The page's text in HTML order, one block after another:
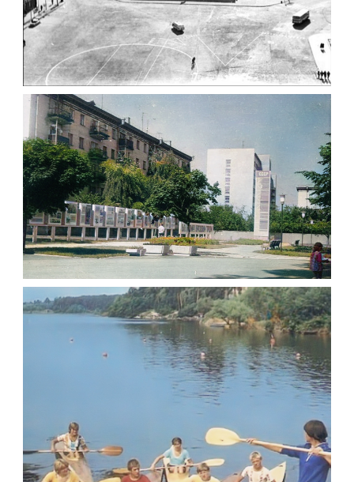
ФОТО ЖИТОМИРА 1982
ПОЛІТИЧНА АГІТАЦІЯ В ЖИТОМИРІ 1981
Фото Житомир (1980-
1990)
Leave a comment